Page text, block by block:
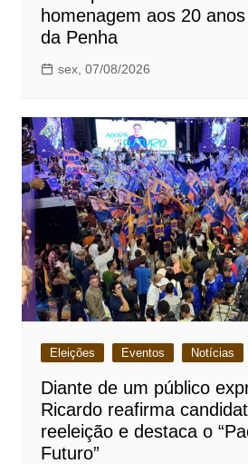
homenagem aos 20
da Penha
sex, 07/08/2026
Eleições Eventos Notícias
Diante de um público
Ricardo reafirma
reeleição e destaca o
Futuro”